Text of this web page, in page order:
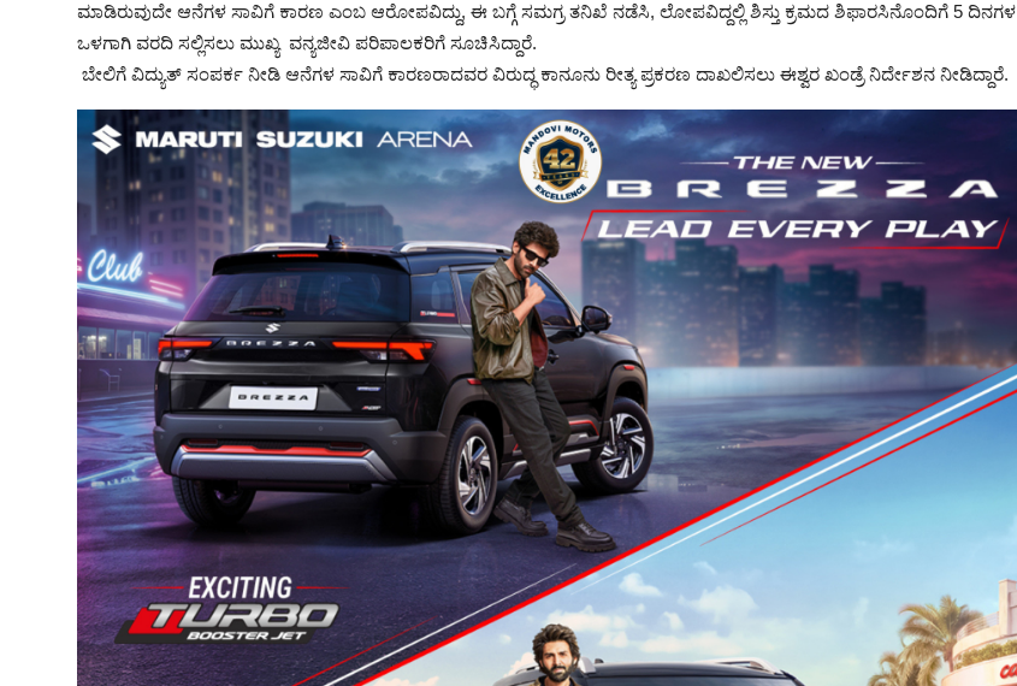
ಮಾಡಿರುವುದೇ ಆನೆಗಳ ಸಾವಿಗೆ ಕಾರಣ ಎಂಬ ಆರೋಪವಿದ್ದು, ಈ ಬಗ್ಗೆ ಸಮಗ್ರ ತನಿಖೆ ನಡೆಸಿ, ಲೋಪವಿದ್ದಲ್ಲಿ ಶಿಸ್ತು ಕ್ರಮದ ಶಿಫಾರಸಿನೊಂದಿಗೆ 5 ದಿನಗಳ
ಒಳಗಾಗಿ ವರದಿ ಸಲ್ಲಿಸಲು ಮುಖ್ಯ ವನ್ಯಜೀವಿ ಪರಿಪಾಲಕರಿಗೆ ಸೂಚಿಸಿದ್ದಾರೆ.
ಬೇಲಿಗೆ ವಿದ್ಯುತ್ ಸಂಪರ್ಕ ನೀಡಿ ಆನೆಗಳ ಸಾವಿಗೆ ಕಾರಣರಾದವರ ವಿರುದ್ಧ ಕಾನೂನು ರೀತ್ಯ ಪ್ರಕರಣ ದಾಖಲಿಸಲು ಈಶ್ವರ ಖಂಡ್ರೆ ನಿರ್ದೇಶನ ನೀಡಿದ್ದಾರೆ.